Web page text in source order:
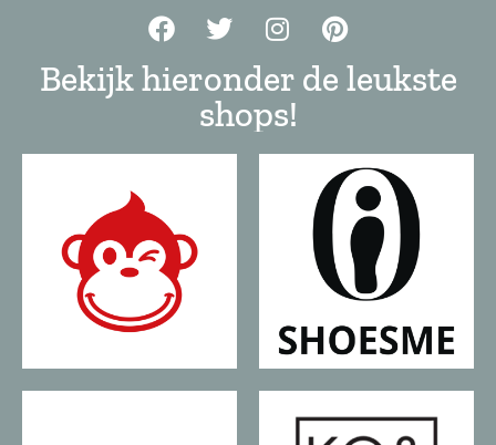
Bekijk hieronder de leukste
shops!